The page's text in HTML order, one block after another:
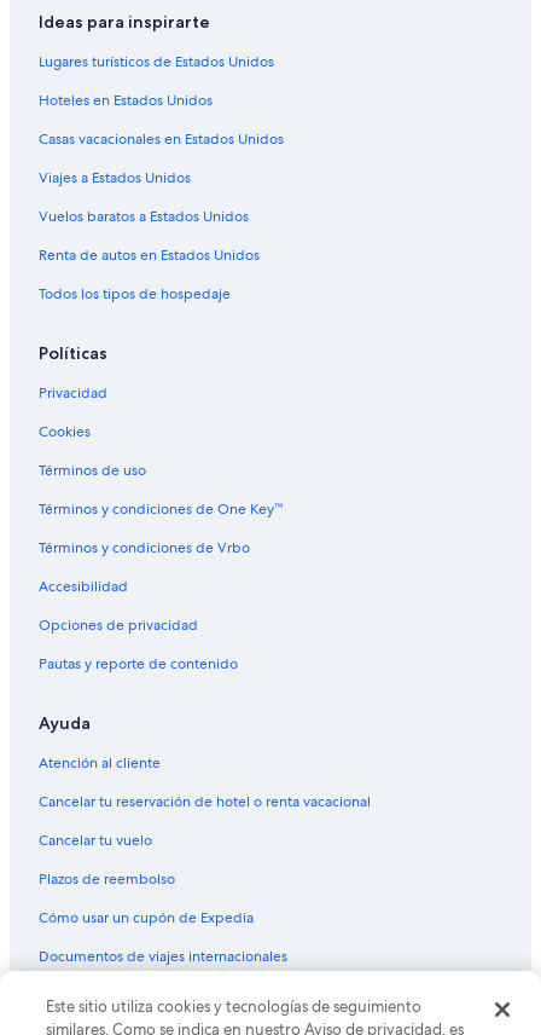
B&B en Nelson
Cabañas en Nelson
Casas vacacionales en Nelson
Resorts en Nelson
Hoteles de lujo en Nelson
Hoteles en la playa en Nelson
Hoteles con aguas termales en Nelson
Hoteles con aire acondicionado en Nelson
Hoteles con cocina en Nelson
Hoteles con alberca en Nelson
Hoteles con restaurante en Nelson
Hoteles con sauna en Nelson
Hoteles gay friendly en Nelson
Hoteles para bodas en Nelson
Hoteles en Nelson
Villas en Nelson
Apartamentos en New Denver
Villas en Lagos Gemelos
Cabañas en Salmo
Apartamentos en Salmo
Hoteles en Salmo
Apartamentos en Castlegar
Hoteles en Castlegar
Ideas para inspirarte
Lugares turísticos de Estados Unidos
Hoteles en Estados Unidos
Casas vacacionales en Estados Unidos
Viajes a Estados Unidos
Vuelos baratos a Estados Unidos
Renta de autos en Estados Unidos
Todos los tipos de hospedaje
Políticas
Privacidad
Cookies
Términos de uso
Términos y condiciones de One Key™
Términos y condiciones de Vrbo
Accesibilidad
Opciones de privacidad
Pautas y reporte de contenido
Ayuda
Atención al cliente
Cancelar tu reservación de hotel o renta vacacional
Cancelar tu vuelo
Plazos de reembolso
Cómo usar un cupón de Expedia
Documentos de viajes internacionales
© 2026 Expedia, Inc., una empresa de Expedia Group. Todos los
derechos reservados. Expedia y el logo de Expedia son marcas
Este sitio utiliza cookies y tecnologías de seguimiento
similares. Como se indica en nuestro Aviso de privacidad, es